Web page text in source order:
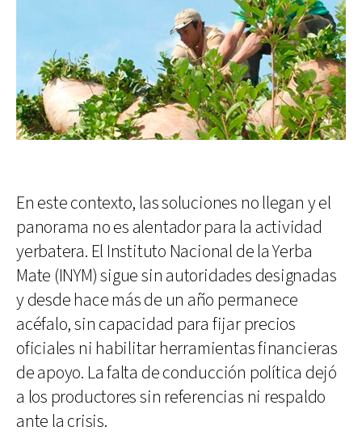
En este contexto, las soluciones no llegan y el
panorama no es alentador para la actividad
yerbatera. El Instituto Nacional de la Yerba
Mate (INYM) sigue sin autoridades designadas
y desde hace más de un año permanece
acéfalo, sin capacidad para fijar precios
oficiales ni habilitar herramientas financieras
de apoyo. La falta de conducción política dejó
a los productores sin referencias ni respaldo
ante la crisis.